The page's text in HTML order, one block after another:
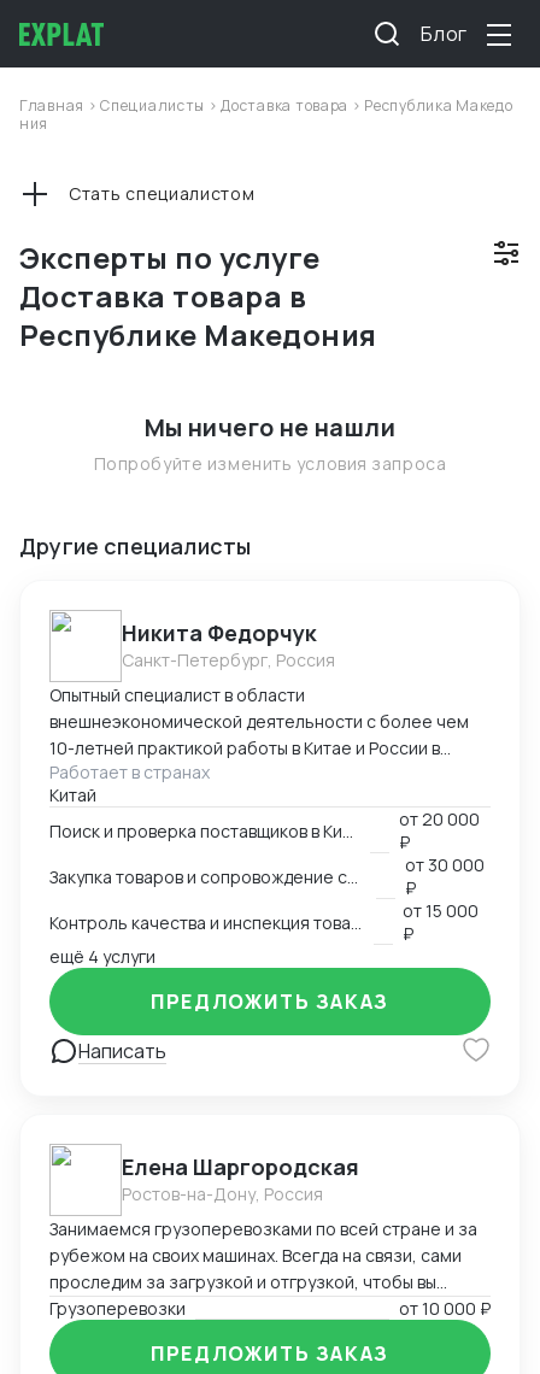
Блог
Главная >Специалисты >Доставка товара > Республика Македо
ния
Эксперты по услуге
Доставка товара в
Республике Македония
Стать специалистом
Мы ничего не нашли
Попробуйте изменить условия запроса
Другие специалисты
Никита Федорчук
Санкт-Петербург, Россия
Опытный специалист в области
внешнеэкономической деятельности с более чем
10-летней практикой работы в Китае и России в
сфере ВЭД. Знаю китайский и английский языки на
профессиональном уровне, имею глубокую
экспертизу в закупках, логистике и международных
расчетах. Организую полный цикл работы с Китаем:
поиск и проверка поставщиков, переговоры,
сопровождение контрактов, контроль качества
продукции, доставка и оплата поставщикам.
Ключевые компетенции Поиск и проверка надежных
поставщиков в Китае Ведение переговоров на
китайском и английском языках Организация
закупок и международной логистики «под ключ»
Международные платежи и финансовое
Работает в странах
Китай
от20 000
₽
от 30 000
₽
от15 000
₽
ещё 4 услуги
Написать
ПРЕДЛОЖИТЬ ЗАКАЗ
Елена Шаргородская
Ростов-на-Дону, Россия
Занимаемся грузоперевозками по всей стране и за
рубежом на своих машинах. Всегда на связи, сами
проследим за загрузкой и отгрузкой, чтобы вы
меньше переживали, будем рады сотрудничеству)
Грузоперевозки от10 000 ₽
ПРЕДЛОЖИТЬ ЗАКАЗ